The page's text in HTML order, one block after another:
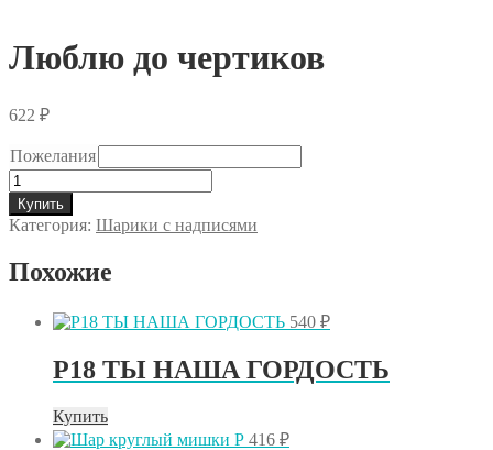
Люблю до чертиков
622 ₽
Пожелания
Количество
товара
Люблю
до
Купить
Категория: Шарики с надписями
Похожие
540 ₽
Р18 ТЫ НАША ГОРДОСТЬ
Купить
416 ₽